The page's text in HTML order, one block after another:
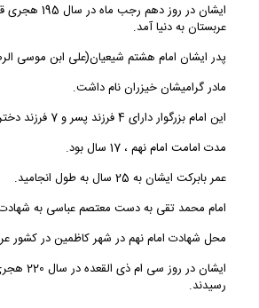
ایشان در روز دهم
عربستان به دنیا آمد.
پدر ایشان امام هشتم شیعیان(علی ابن موسی
مادر گرامیشان خیزران نام داشت.
این امام بزرگوار دارای 4 فرزند پسر و 7 فرزند دختر بودند.
مدت امامت امام نهم ، 17 سال بود.
عمر بابرکت ایشان به 25 سال به طول انجامید.
امام محمد تقی به دست معتصم عباسی به
محل شهادت امام نهم در شهر کاظمین در کشور
ایشان در
رسیدند.